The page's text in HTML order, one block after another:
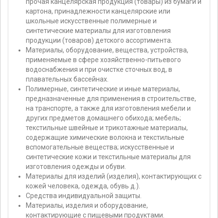
картона, принадлежности канцелярские или
школьные искусственные полимерные и
синтетические материалы для изготовления
продукции (товаров) детского ассортимента.
Материалы, оборудование, вещества, устройства,
применяемые в сфере хозяйственно-питьевого
водоснабжения и при очистке сточных вод, в
плавательных бассейнах.
Полимерные, синтетические и иные материалы,
предназначенные для применения в строительстве,
на транспорте, а также для изготовления мебели и
других предметов домашнего обихода; мебель;
текстильные швейные и трикотажные материалы,
содержащие химические волокна и текстильные
вспомогательные вещества; искусственные и
синтетические кожи и текстильные материалы для
изготовления одежды и обуви.
Материалы для изделий (изделия), контактирующих с
кожей человека, одежда, обувь д.).
Средства индивидуальной защиты.
Материалы, изделия и оборудование,
контактирующие с пищевыми продуктами.